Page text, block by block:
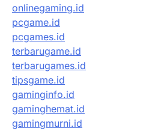
onlinegaming.id
pcgame.id
pcgames.id
terbarugame.id
terbarugames.id
tipsgame.id
gaminginfo.id
gaminghemat.id
gamingmurni.id